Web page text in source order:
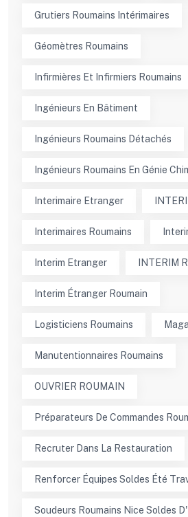
Grutiers Roumains Intérimaires
Géomètres Roumains
Infirmières Et Infirmiers Roumains
Ingénieurs En Bâtiment
Ingénieurs Roumains Détachés
Ingénieurs Roumains En Génie
Interimaire Etranger
Interimaires Roumains
Interim Etranger INTERIM
Interim Étranger Roumain
Logisticiens Roumains
Manutentionnaires Roumains
OUVRIER ROUMAIN
Préparateurs De Commandes
Recruter Dans La Restauration
Renforcer Équipes Soldes Été
Soudeurs Roumains Nice Soldes